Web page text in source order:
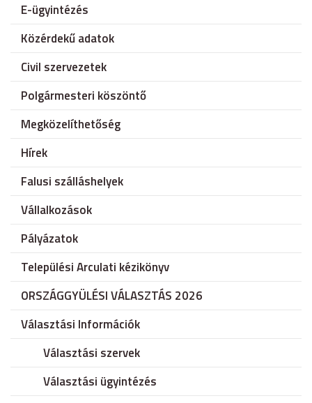
E-ügyintézés
Közérdekű adatok
Civil szervezetek
Polgármesteri köszöntő
Megközelíthetőség
Hírek
Falusi szálláshelyek
Vállalkozások
Pályázatok
Települési Arculati kézikönyv
ORSZÁGGYÜLÉSI VÁLASZTÁS 2026
Választási Információk
Választási szervek
Választási ügyintézés